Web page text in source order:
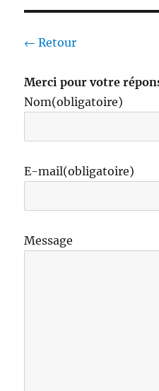
← Retour
Merci pour votre
Nom(obligatoire)
E-mail(obligatoire)
Message